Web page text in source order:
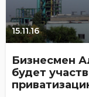
15.11.16
Бизнесмен
будет